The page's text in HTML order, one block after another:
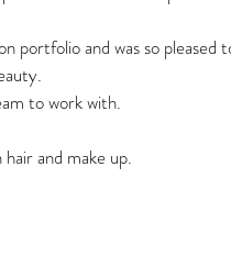
portfolio and was so pleased
to work with.
and make up.